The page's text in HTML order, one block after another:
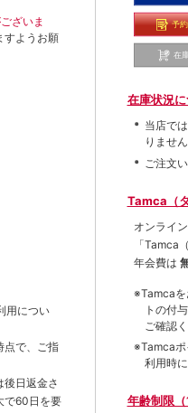
ざいま
すようお願
用につい
点で、ご指
日返金さ
で60日を要
予
在
在庫状況
当店で
りません
ご注文
Tamca（
オンライ
「Tamca
年会費は
※Tamcaを
トの付
ご確認
※Tamcaポ
利用時
年齢制限